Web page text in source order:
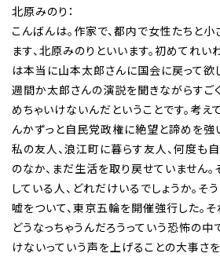
北原みのり：
こんばんは。作家で、都内で女性たちと
ます、北原みのりといいます。初めてれい
は本当に山本太郎さんに国会に戻って欲
週間か太郎さんの演説を聞きながらすご
めちゃいけないんだということです。考え
んかずっと自民党政権に絶望と諦めを強
私の友人、浪江町に暮らす友人、何度も
のなか、まだ生活を取り戻せていません。
している人、どれだけいるでしょうか。そ
嘘をついて、東京五輪を開催強行した。
どうなっちゃうんだろうっていう恐怖の
けないっていう声を上げることの大事さ